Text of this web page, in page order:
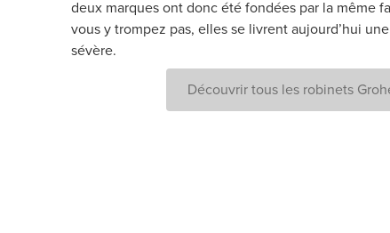
deux marques ont donc été fondées par la même
vous y trompez pas, elles se livrent aujourd’hui
sévère.
Découvrir tous les robinets